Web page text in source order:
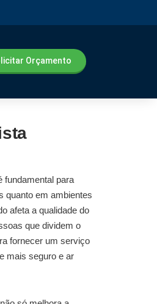
Orçamento
fundamental para
quanto em ambientes
afeta a qualidade do
que dividem o
fornecer um serviço
mais seguro e ar